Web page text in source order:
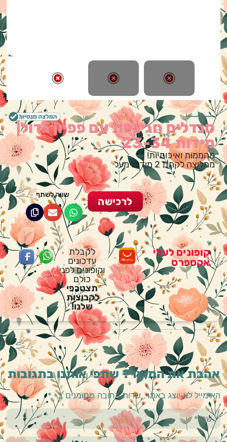
סנדלים חגיגיות עם פפיון גדול|
מידות 23-34
מהממות ואיכותיות!
ממליצה לקחת 2 מידות מעל
שווה לשתף
לרכישה
לקבלת
עדכונים
וקופונים לפני
כולם
תצטרפי
לקבוצות
שלנו!
קופונים לעלי
אקספרס
אהבת את המוצר? שתפי אותנו בתגובות
האימייל לא יוצג באתר. שדות החובה מסומנים ב-*